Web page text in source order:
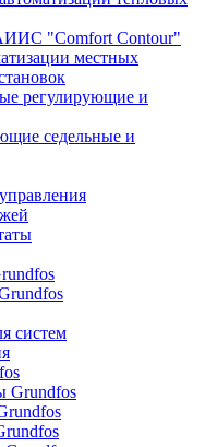
"Comfort Contour"
местных
регулирующие и
седельные и
систем
Grundfos